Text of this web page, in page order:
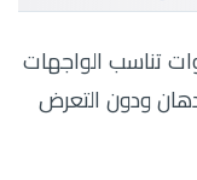
تناسب الواجهات
ودون التعرض